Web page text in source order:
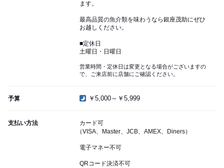
ます。
最高品質の魚介類を味わうなら銀座茂助にぜひ
お越しください。
■定休日
土曜日・日曜日
営業時間・定休日は変更となる場合がございますの
で、ご来店前に店舗にご確認ください。
予算 ￥5,000～￥5,999
支払い方法
カード可
（VISA、Master、JCB、AMEX、Diners）
電子マネー不可
QRコード決済不可